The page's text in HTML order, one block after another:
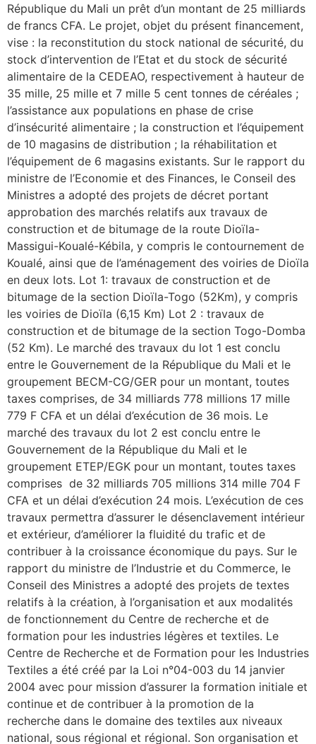
République du Mali un prêt d’un montant de 25 milliards
de francs CFA. Le projet, objet du présent financement,
vise : la reconstitution du stock national de sécurité, du
stock d’intervention de l’Etat et du stock de sécurité
alimentaire de la CEDEAO, respectivement à hauteur de
35 mille, 25 mille et 7 mille 5 cent tonnes de céréales ;
l’assistance aux populations en phase de crise
d’insécurité alimentaire ; la construction et l’équipement
de 10 magasins de distribution ; la réhabilitation et
l’équipement de 6 magasins existants. Sur le rapport du
ministre de l’Economie et des Finances, le Conseil des
Ministres a adopté des projets de décret portant
approbation des marchés relatifs aux travaux de
construction et de bitumage de la route Dioïla-
Massigui-Koualé-Kébila, y compris le contournement de
Koualé, ainsi que de l’aménagement des voiries de Dioïla
en deux lots. Lot 1: travaux de construction et de
bitumage de la section Dioïla-Togo (52Km), y compris
les voiries de Dioïla (6,15 Km) Lot 2 : travaux de
construction et de bitumage de la section Togo-Domba
(52 Km). Le marché des travaux du lot 1 est conclu
entre le Gouvernement de la République du Mali et le
groupement BECM-CG/GER pour un montant, toutes
taxes comprises, de 34 milliards 778 millions 17 mille
779 F CFA et un délai d’exécution de 36 mois. Le
marché des travaux du lot 2 est conclu entre le
Gouvernement de la République du Mali et le
groupement ETEP/EGK pour un montant, toutes taxes
comprises de 32 milliards 705 millions 314 mille 704 F
CFA et un délai d’exécution 24 mois. L’exécution de ces
travaux permettra d’assurer le désenclavement intérieur
et extérieur, d’améliorer la fluidité du trafic et de
contribuer à la croissance économique du pays. Sur le
rapport du ministre de l’Industrie et du Commerce, le
Conseil des Ministres a adopté des projets de textes
relatifs à la création, à l’organisation et aux modalités
de fonctionnement du Centre de recherche et de
formation pour les industries légères et textiles. Le
Centre de Recherche et de Formation pour les Industries
Textiles a été créé par la Loi n°04-003 du 14 janvier
2004 avec pour mission d’assurer la formation initiale et
continue et de contribuer à la promotion de la
recherche dans le domaine des textiles aux niveaux
national, sous régional et régional. Son organisation et